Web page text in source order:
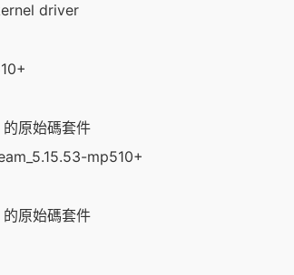
driver
原始碼套件
mp510+
原始碼套件